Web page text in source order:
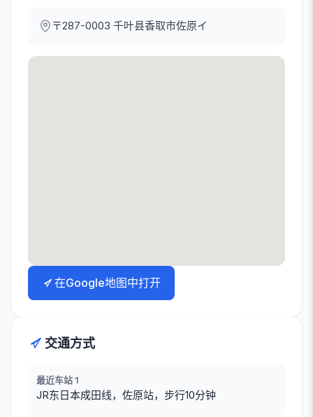
〒287-0003 千叶县香取市佐原イ
在Google地图中打开
交通方式
最近车站 1
JR东日本成田线，佐原站，步行10分钟